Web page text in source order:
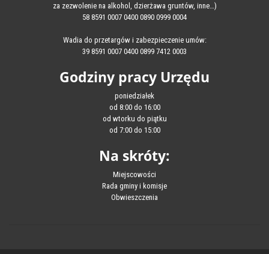
za zezwolenie na alkohol, dzierżawa gruntów, inne…)
58 8591 0007 0400 0890 0999 0004
Wadia do przetargów i zabezpieczenie umów:
39 8591 0007 0400 0899 7412 0003
Godziny pracy Urzędu
poniedziałek
od 8:00 do 16:00
od wtorku do piątku
od 7:00 do 15:00
Na skróty:
Miejscowości
Rada gminy i komisje
Obwieszczenia